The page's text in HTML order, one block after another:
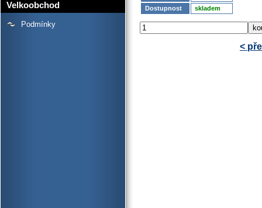
Velkoobchod
Podmínky
Dostupnost
skladem
<